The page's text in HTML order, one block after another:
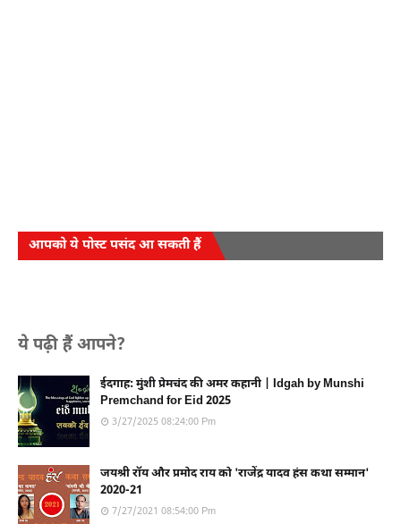
आपको ये पोस्ट पसंद आ सकती हैं
ये पढ़ी हैं आपने?
ईदगाह: मुंशी प्रेमचंद की अमर कहानी | Idgah by Munshi
Premchand for Eid 2025
3/27/2025 08:24:00 Pm
जयश्री रॉय और प्रमोद राय को 'राजेंद्र यादव हंस कथा सम्मान'
2020-21
7/27/2021 08:54:00 Pm